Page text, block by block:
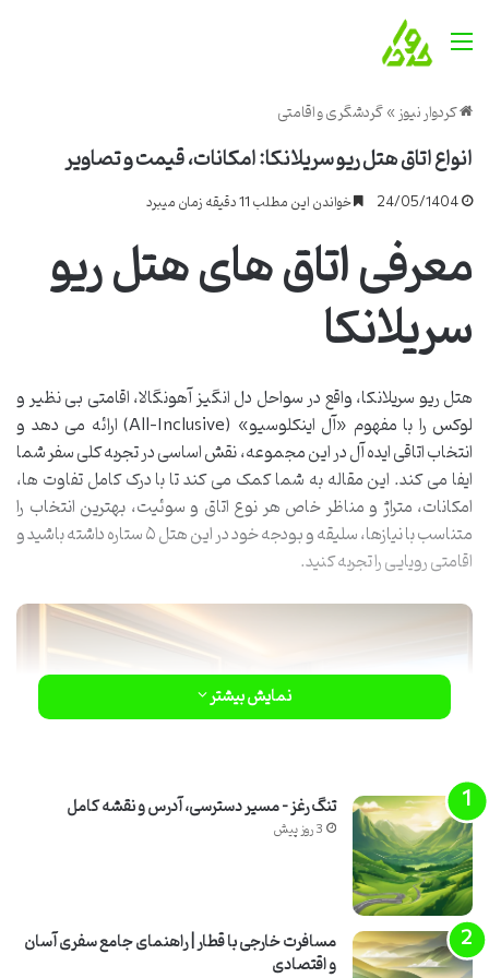
منو
کردوار نیوز»گردشگری و اقامتی
انواع اتاق هتل ریو سریلانکا: امکانات، قیمت و تصاویر
24/05/1404 خواندن این مطلب 11 دقیقه زمان میبرد
معرفی اتاق های هتل ریو
سریلانکا
هتل ریو سریلانکا، واقع در سواحل دل انگیز آهونگالا، اقامتی بی نظیر و
لوکس را با مفهوم «آل اینکلوسیو» (All-Inclusive) ارائه می دهد و
انتخاب اتاقی ایده آل در این مجموعه، نقش اساسی در تجربه کلی سفر شما
ایفا می کند. این مقاله به شما کمک می کند تا با درک کامل تفاوت ها،
امکانات، متراژ و مناظر خاص هر نوع اتاق و سوئیت، بهترین انتخاب را
متناسب با نیازها، سلیقه و بودجه خود در این هتل ۵ ستاره داشته باشید و
اقامتی رویایی را تجربه کنید.
چرا انتخاب نوع اتاق در هتل ریو سریلانکا
اهمیت دارد؟
نمایش بیشتر
تنگ رغز – مسیر دسترسی، آدرس و نقشه کامل
3 روز پیش
مسافرت خارجی با قطار | راهنمای جامع سفری آسان
و اقتصادی